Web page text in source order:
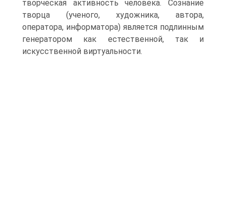
творче­ская активность человека. Сознание
творца (ученого, художника, автора,
оператора, инфор­матора) является подлинным
генератором как естественной, так и
искусственной виртуаль­ности.